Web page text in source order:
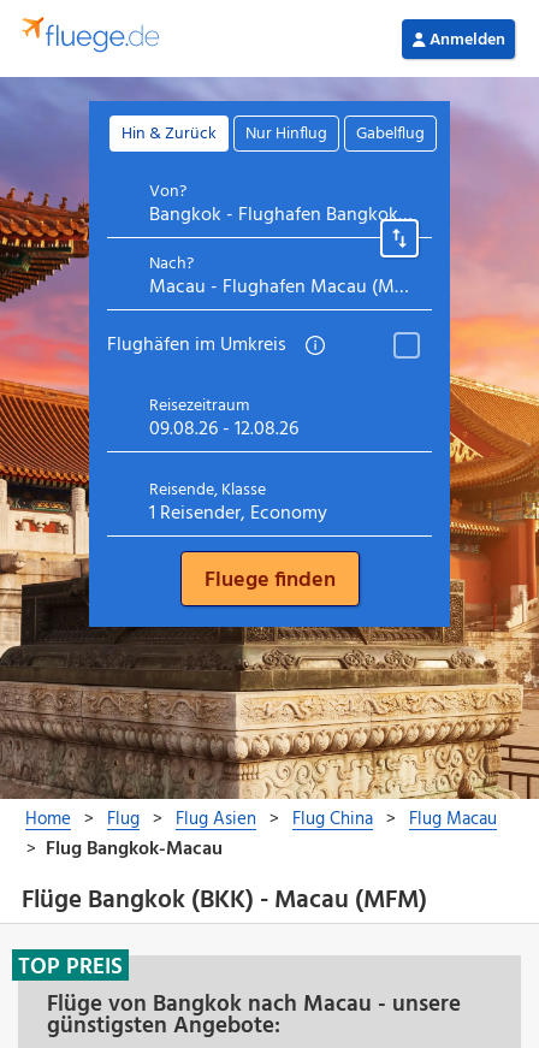
Flüge Bangkok (BKK) - Macau (MFM)
Flüge von Bangkok nach Macau - unsere
günstigsten Angebote:
TOP PREIS